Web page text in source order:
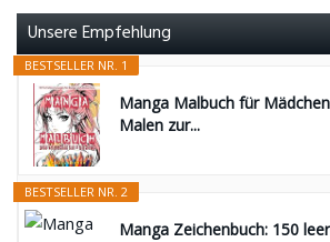
Unsere Empfehlung
BESTSELLER NR. 1
Manga Malbuch für
Malen zur...
BESTSELLER NR. 2
Manga Zeichenbuch: 150